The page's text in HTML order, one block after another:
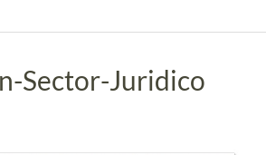
Sector-Juridico